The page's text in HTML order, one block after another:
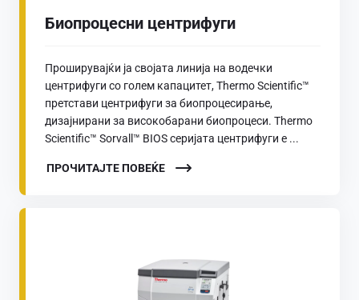
Биопроцесни центрифуги
Проширувајќи ја својата линија на водечки
центрифуги со голем капацитет, Thermo Scientific™
претстави центрифуги за биопроцесирање,
дизајнирани за високобарани биопроцеси. Thermo
Scientific™ Sorvall™ BIOS серијата центрифуги е ...
ПРОЧИТАЈТЕ ПОВЕЌЕ